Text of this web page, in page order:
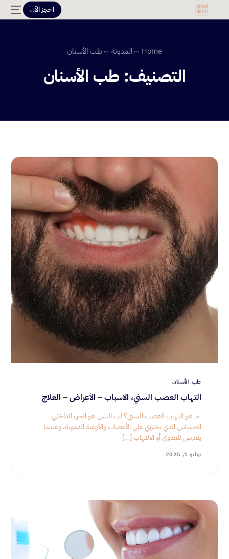
احجز الآن
Home المدونة طب الأسنان
التصنيف: طب الأسنان
طب الأسنان
التهاب العصب السني، الاسباب – الأعراض – العلاج
ما هو التهاب العصب السني؟ لب السن هو الجزء الداخلي
الحساس الذي يحتوي على الأعصاب والأوعية الدموية، وعندما
يتعرض للعدوى أو الالتهاب […]
يوليو 1, 2025